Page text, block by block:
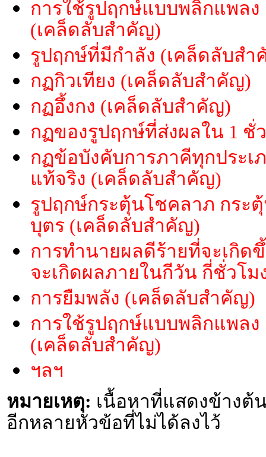
การใช้รูปฤกษ์แบบพลิกแพล
(เคล็ดลับสำคัญ)
รูปฤกษ์ที่มีกำลัง (เคล็ดลับสำ
กฏกิวเทียง (เคล็ดลับสำคัญ)
กฏอึ้งกง (เคล็ดลับสำคัญ)
กฏของรูปฤกษ์ที่ส่งผลใน 1 ชั่
กฏข้อบังคับการภาคีทุกประเ
แท้จริง (เคล็ดลับสำคัญ)
รูปฤกษ์กระตุ้นโชคลาภ กระ
บุตร (เคล็ดลับสำคัญ)
การทำนายผลดีร้ายที่จะเกิด
จะเกิดผลภายในกีวัน กี่ชั่วโ
การยืมพลัง (เคล็ดลับสำคัญ)
การใช้รูปฤกษ์แบบพลิกแพล
(เคล็ดลับสำคัญ)
ฯลฯ
หมายเหตุ: เนื้อหาที่แสดงข้างต้
อีกหลายหัวข้อที่ไม่ได้ลงไว้